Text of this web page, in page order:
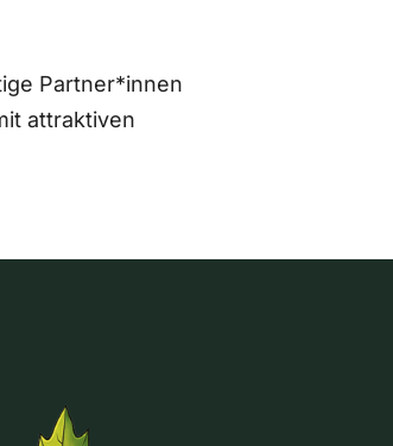
Partner*innen
attraktiven